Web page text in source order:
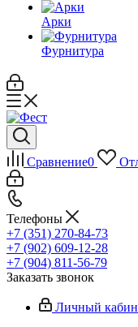
Арки
Фурнитура
Сравнение0
Телефоны
+7 (351) 270-84-73
+7 (902) 609-12-28
+7 (904) 811-56-79
Заказать звонок
Личный